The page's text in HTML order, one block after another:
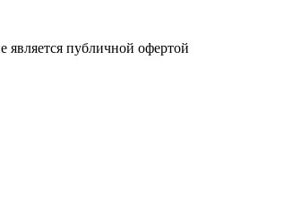
публичной офертой